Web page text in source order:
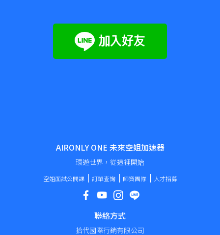
AIRONLY ONE 未來空姐加速器
環遊世界，從這裡開始
空姐面試公開課 訂單查詢 師資團隊 人才招募
聯絡方式
拾代國際行銷有限公司